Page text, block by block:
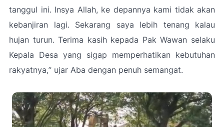
tanggul ini. Insya Allah, ke depannya kami tidak akan
kebanjiran lagi. Sekarang saya lebih tenang kalau
hujan turun. Terima kasih kepada Pak Wawan selaku
Kepala Desa yang sigap memperhatikan kebutuhan
rakyatnya,” ujar Aba dengan penuh semangat.